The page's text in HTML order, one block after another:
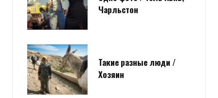
Чарльстон
Такие разные люди /
Хозяин